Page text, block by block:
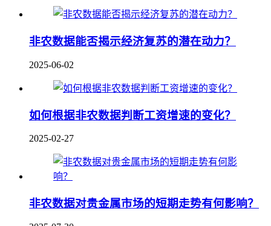
非农数据能否揭示经济复苏的潜在动力？
2025-06-02
如何根据非农数据判断工资增速的变化？
2025-02-27
非农数据对贵金属市场的短期走势有何影响？